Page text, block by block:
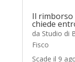
Il rimborso
chiede
da Studio di
Fisco
Scade il 9